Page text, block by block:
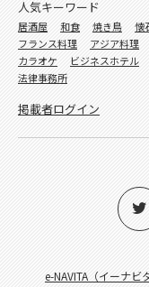
e-NAVITA（イーナビ
人気キーワード
居酒屋 和食 焼き鳥 懐
フランス料理
アジア料理
カラオケ
ビジネスホテル
法律事務所
掲載者ログイン